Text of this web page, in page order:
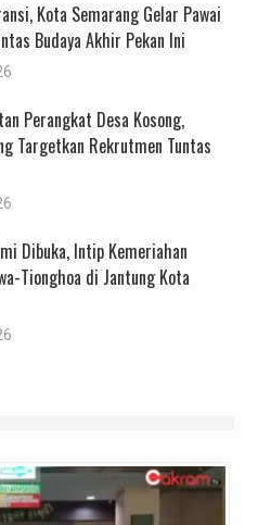
Kota Semarang Gelar Pawai
Budaya Akhir Pekan Ini
Perangkat Desa Kosong,
Targetkan Rekrutmen Tuntas
Dibuka, Intip Kemeriahan
Tionghoa di Jantung Kota